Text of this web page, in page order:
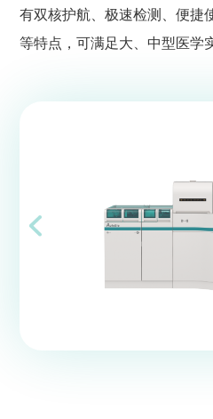
有双核护航、极速检测、便捷
等特点，可满足大、中型医学